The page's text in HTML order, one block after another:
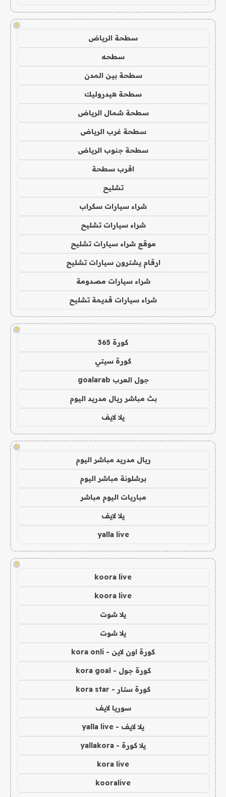
!
سطحة الرياض
سطحه
سطحة بين المدن
سطحة هيدروليك
سطحة شمال الرياض
سطحة غرب الرياض
سطحة جنوب الرياض
اقرب سطحة
تشليح
شراء سيارات سكراب
شراء سيارات تشليح
موقع شراء سيارات تشليح
ارقام يشترون سيارات تشليح
شراء سيارات مصدومة
شراء سيارات قديمة تشليح
!
كورة 365
كورة سيتي
جول العرب goalarab
بث مباشر ريال مدريد اليوم
يلا لايف
!
ريال مدريد مباشر اليوم
برشلونة مباشر اليوم
مباريات اليوم مباشر
يلا لايف
yalla live
!
koora live
koora live
يلا شوت
يلا شوت
كورة اون لاين - kora onli
كورة جول - kora goal
كورة ستار - kora star
سوريا لايف
يلا لايف - yalla live
يلا كورة - yallakora
kora live
kooralive